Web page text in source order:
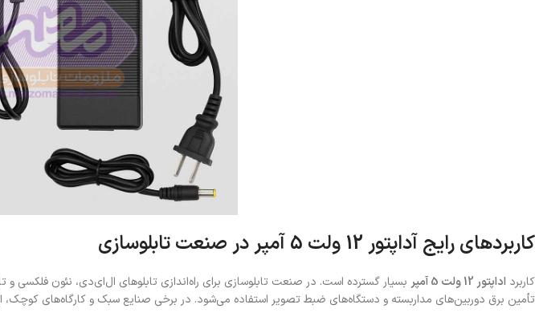
کاربردهای رایج آداپتور 12 ولت 5 آمپر در صنعت تابلوسازی
کاربرد اداپتور 12 ولت 5 آمپر
بسیار گسترده است. در صنعت تابلوسازی برای راه‌اندازی تابلوهای ال‌ای‌دی، نئون فلکسی
تأمین برق دوربین‌های مداربسته و دستگاه‌های ضبط تصویر استفاده می‌شود. در برخی صنایع سبک و کارگاه‌های